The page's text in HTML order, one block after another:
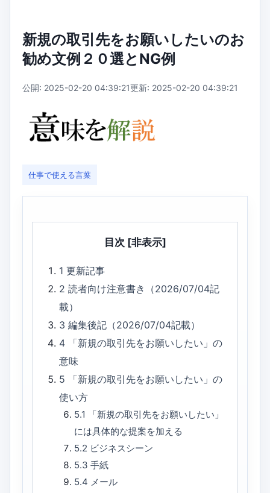
新規の取引先をお願いしたいのお
勧め文例２０選とNG例
公開: 2025-02-20 04:39:21更新: 2025-02-20 04:39:21
仕事で使える言葉
目次 [非表示]
1更新記事
2読者向け注意書き（2026/07/04記
載）
3編集後記（2026/07/04記載）
4
「新規の取引先をお願いしたい」の
意味
5
「新規の取引先をお願いしたい」の
使い方
5.1
「新規の取引先をお願いしたい」
には具体的な提案を加える
5.2 ビジネスシーン
5.3 手紙
5.4 メール